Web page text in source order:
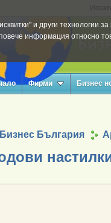
и други технологии
информация относно
Фирми Бизнес
Бизнес България